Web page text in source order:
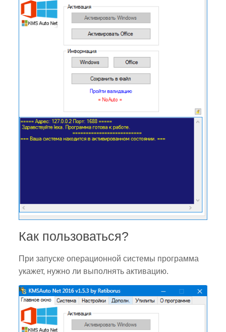
Как пользоваться?
При запуске операционной системы программа
укажет, нужно ли выполнять активацию.